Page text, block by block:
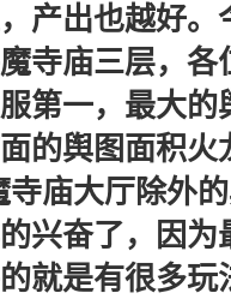
产出也越好
庙三层，各
第一，最大
的舆图面积
庙大厅除外
兴奋了，因
就是有很多